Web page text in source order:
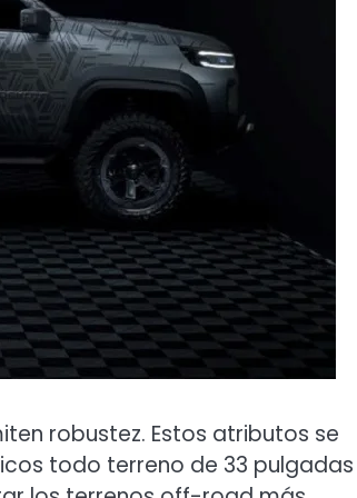
robustez. Estos atributos se
todo terreno de 33